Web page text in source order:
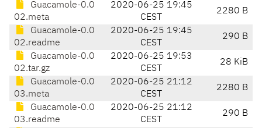
Guacamole-0.0
02.meta
2020-06-25 19:45
CEST
2280 B
Guacamole-0.0
02.readme
2020-06-25 19:45
CEST
290 B
Guacamole-0.0
02.tar.gz
2020-06-25 19:53
CEST
28 KiB
Guacamole-0.0
03.meta
2020-06-25 21:12
CEST
2280 B
Guacamole-0.0
03.readme
2020-06-25 21:12
CEST
290 B